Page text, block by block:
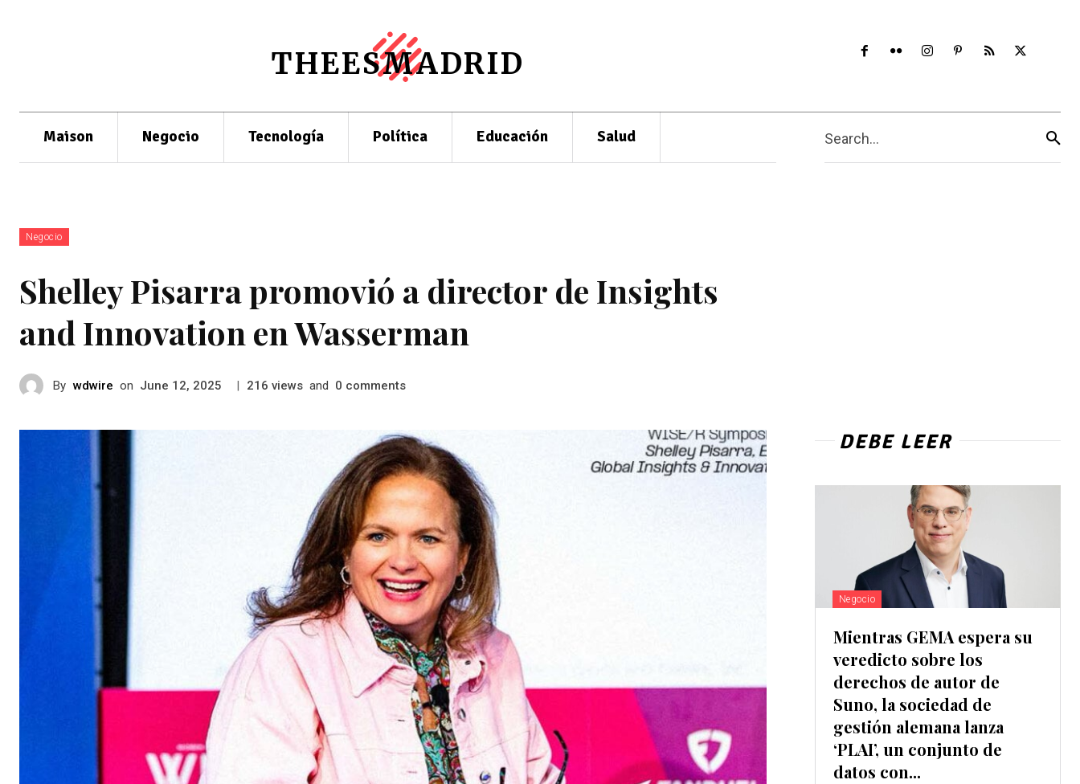
THEESMADRID
Maison Negocio Tecnología Política Educación Salud Search...
Negocio
Shelley Pisarra promovió a director de Insights
and Innovation en Wasserman
By wdwire on June 12, 2025 | 216 views and 0 comments
DEBE LEER
Negocio
Mientras GEMA espera su
veredicto sobre los
derechos de autor de
Suno, la sociedad de
gestión alemana lanza
‘PLAI’, un conjunto de
datos con...